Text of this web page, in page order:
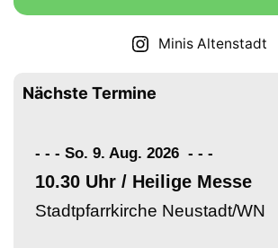
Minis Altenstadt
Nächste Termine
- - - So. 9. Aug. 2026 - - -
10.30 Uhr / Heilige Messe
Stadtpfarrkirche Neustadt/WN